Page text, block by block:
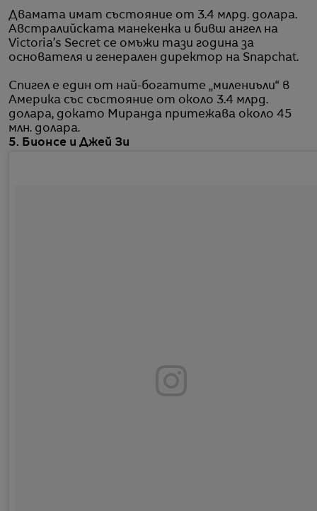
Двамата имат състояние от 3.4 млрд. долара.
Австралийската манекенка и бивш ангел на
Victoria’s Secret се омъжи тази година за
основателя и генерален директор на Snapchat.
Спигел е един от най-богатите „милениъли“ в
Америка със състояние от около 3.4 млрд.
долара, докато Миранда притежава около 45
млн. долара.
5. Бионсе и Джей Зи